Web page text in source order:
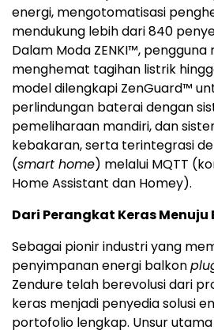
energi, mengotomatisasi
mendukung lebih dari 840
Dalam Moda ZENKI™,
menghemat tagihan listrik
model dilengkapi ZenGuard™
perlindungan baterai dengan
pemeliharaan mandiri, dan
kebakaran, serta terintegrasi
(smart home) melalui MQTT
Home Assistant dan Homey).
Dari Perangkat Keras Menuju
Sebagai pionir industri yang
penyimpanan energi balkon
Zendure telah berevolusi dari
keras menjadi penyedia solusi
portofolio lengkap. Unsur